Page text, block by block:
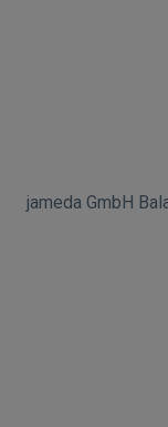
jameda GmbH